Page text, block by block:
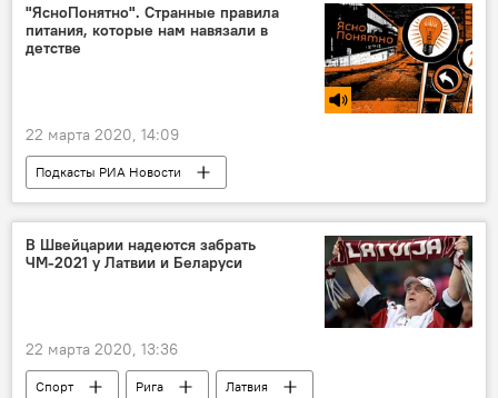
"ЯсноПонятно". Странные правила
питания, которые нам навязали в
детстве
22 марта 2020, 14:09
Подкасты РИА Новости
Радио Sputnik Латвия
питание
В Швейцарии надеются забрать
ЧМ-2021 у Латвии и Беларуси
22 марта 2020, 13:36
Спорт Рига
Латвия